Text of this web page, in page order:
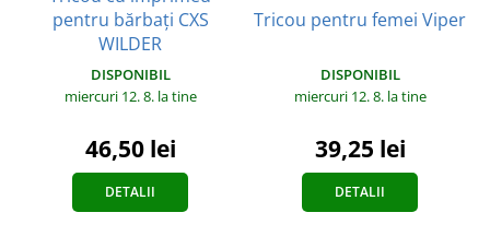
pentru bărbați CXS
WILDER
DISPONIBIL
miercuri 12. 8. la tine
46,50 lei
DETALII
Tricou pentru femei Viper
DISPONIBIL
miercuri 12. 8. la tine
39,25 lei
DETALII